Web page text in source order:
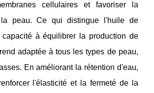
cellulaires et favoriser la
la peau. Ce qui distingue l'huile de
à équilibrer la production de
adaptée à tous les types de peau,
En améliorant la rétention d'eau,
l'élasticité et la fermeté de la